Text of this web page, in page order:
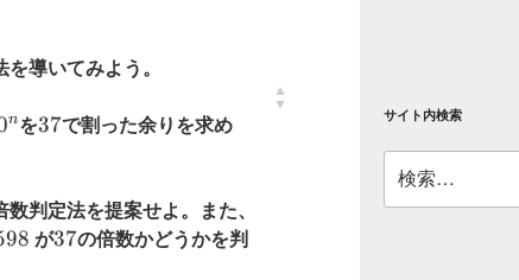
導いてみよう。
nを37
37で割った余りを求め
数判定法を提案せよ。また、
が37
37の倍数かどうかを判
サイト内検索
索: